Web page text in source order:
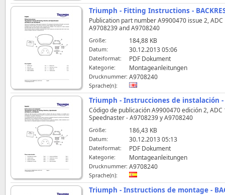
Triumph - Fitting Instructions -
Publication part number A9900470 issue 2,
A9708239 and A9708240
Größe: 184,88 KB
Datum: 30.12.2013 05:06
Dateiformat: PDF Dokument
Kategorie: Montageanleitungen
Drucknummer: A9708240
Sprache(n):
Triumph - Instrucciones de instalación -
Código de publicación A9900470 edición 2,
Speednaster - A9708239 y A9708240
Größe: 186,43 KB
Datum: 30.12.2013 05:13
Dateiformat: PDF Dokument
Kategorie: Montageanleitungen
Drucknummer: A9708240
Sprache(n):
Triumph - Instructions de montage -